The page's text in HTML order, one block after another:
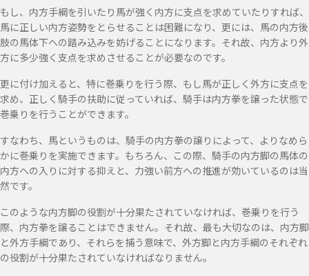
もし、内方手綱を引いたり馬が強く内方に支点を求めていたりすれば、
馬に正しい内方姿勢をとらせることは困難になり、更には、馬の内方後
肢の馬体下への踏み込みを妨げることになります。それ故、内方より外
方に多少強く支点を求めさせることが必要なのです。
更に付け加えると、特に巻乗りを行う際、もし馬が正しく外方に支点を
求め、正しく騎手の扶助に従っていれば、騎手は内方拳を譲った状態で
巻乗りを行うことができます。
すなわち、馬というものは、騎手の内方拳の譲りによって、よりなめら
かに巻乗りを実施できます。もちろん、この際、騎手の内方脚の馬体の
内方への入りに対する抑えと、力強い前方への推進が効いているのは当
然です。
このような内方脚の役割が十分果たされていなければ、巻乗りを行う
際、内方拳を譲ることはできません。それ故、最も大切なのは、内方脚
と外方手綱であり、それらを捕う意味で、外方脚と内方手綱のそれぞれ
の役割が十分果たされていなければなりません。